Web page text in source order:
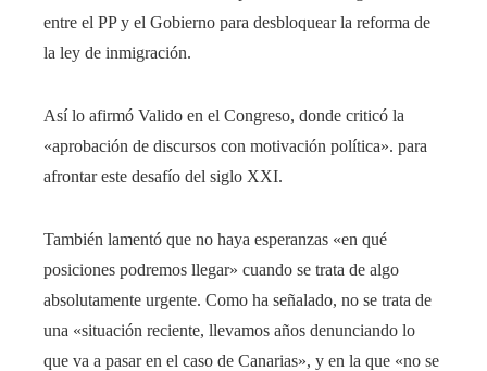
entre el PP y el Gobierno para desbloquear la reforma de
la ley de inmigración.
Así lo afirmó Valido en el Congreso, donde criticó la
«aprobación de discursos con motivación política». para
afrontar este desafío del siglo XXI.
También lamentó que no haya esperanzas «en qué
posiciones podremos llegar» cuando se trata de algo
absolutamente urgente. Como ha señalado, no se trata de
una «situación reciente, llevamos años denunciando lo
que va a pasar en el caso de Canarias», y en la que «no se